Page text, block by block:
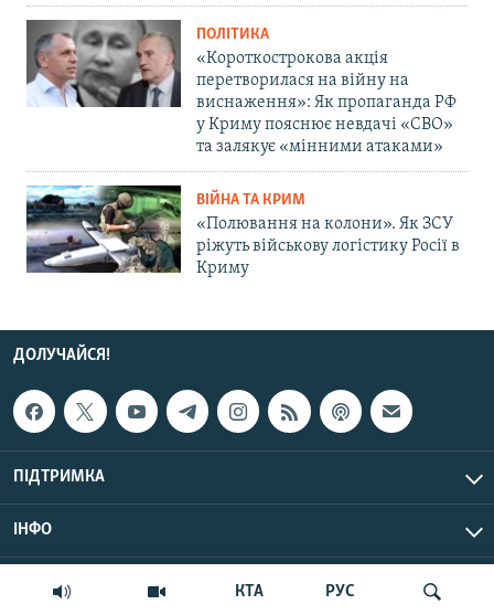
КТА РУС
ПОЛІТИКА
«Короткострокова акція
перетворилася на війну на
виснаження»: Як пропаганда РФ
у Криму пояснює невдачі «СВО»
та залякує «мінними атаками»
ВІЙНА ТА КРИМ
«Полювання на колони». Як ЗСУ
ріжуть військову логістику Росії в
Криму
ДОЛУЧАЙСЯ!
ПІДТРИМКА
ІНФО
© Крим.Реалії, 2026 | Усі права застережено.